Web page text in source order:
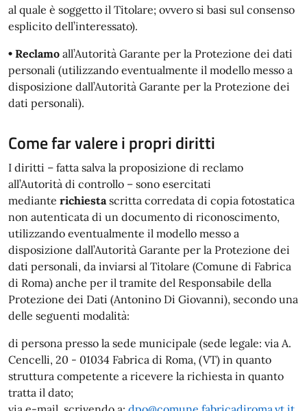
al quale è soggetto il Titolare; ovvero si basi sul consenso
esplicito dell’interessato).
• Reclamo all’Autorità Garante per la Protezione dei dati
personali (utilizzando eventualmente il modello messo a
disposizione dall’Autorità Garante per la Protezione dei
dati personali).
Come far valere i propri diritti
I diritti – fatta salva la proposizione di reclamo
all’Autorità di controllo – sono esercitati
mediante richiestascritta corredata di copia fotostatica
non autenticata di un documento di riconoscimento,
utilizzando eventualmente il modello messo a
disposizione dall’Autorità Garante per la Protezione dei
dati personali, da inviarsi al Titolare (Comune di Fabrica
di Roma) anche per il tramite del Responsabile della
Protezione dei Dati (Antonino Di Giovanni), secondo una
delle seguenti modalità:
di persona presso la sede municipale (sede legale: via A.
Cencelli, 20 - 01034 Fabrica di Roma, (VT) in quanto
struttura competente a ricevere la richiesta in quanto
tratta il dato;